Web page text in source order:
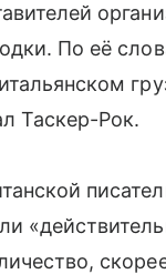
По её
Таскер-Рок.